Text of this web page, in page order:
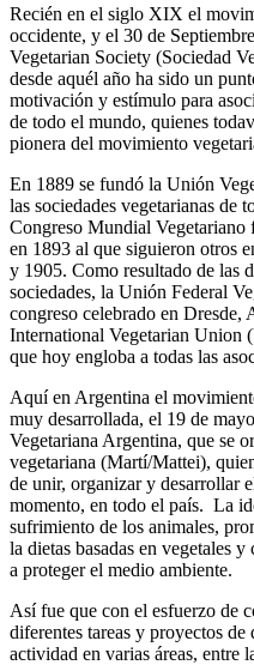
Recién en el siglo XIX el
occidente, y el 30 de
Vegetarian Society (Sociedad
desde aquél año ha sido un
motivación y estímulo para
de todo el mundo, quienes
pionera del movimiento
En 1889 se fundó la Unión
las sociedades vegetarianas de
Congreso Mundial
en 1893 al que siguieron otros
y 1905. Como resultado de las
sociedades, la Unión Federal
congreso celebrado en
International Vegetarian Union
que hoy engloba a todas las
Aquí en Argentina el
muy desarrollada, el 19 de
Vegetariana Argentina, que se
vegetariana (Martí/Mattei),
de unir, organizar y desarrollar
momento, en todo el país. La
sufrimiento de los animales,
la dietas basadas en vegetales
a proteger el medio ambiente.
Así fue que con el esfuerzo de
diferentes tareas y proyectos
actividad en varias áreas, entre